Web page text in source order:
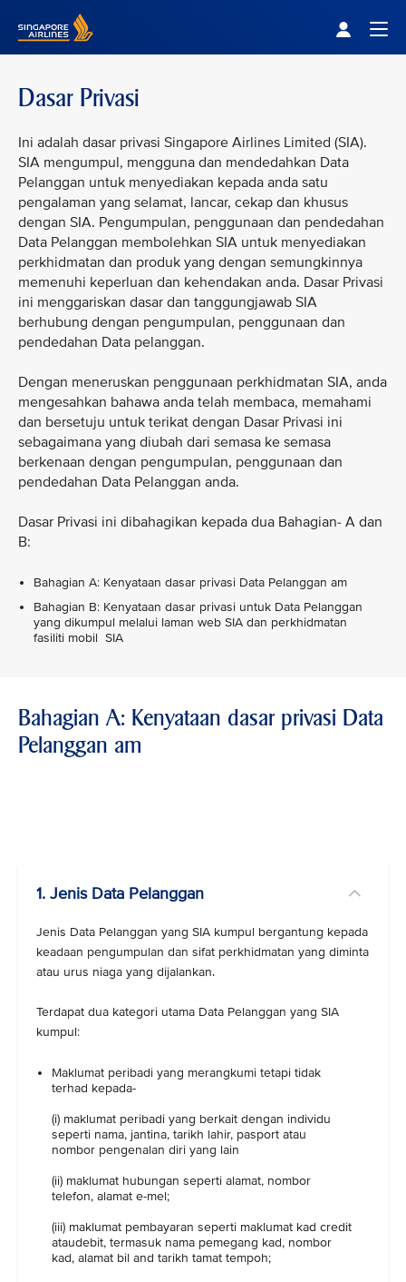
Dasar Privasi
Ini adalah dasar privasi Singapore Airlines Limited (SIA).
SIA mengumpul, mengguna dan mendedahkan Data
Pelanggan untuk menyediakan kepada anda satu
pengalaman yang selamat, lancar, cekap dan khusus
dengan SIA. Pengumpulan, penggunaan dan pendedahan
Data Pelanggan membolehkan SIA untuk menyediakan
perkhidmatan dan produk yang dengan semungkinnya
memenuhi keperluan dan kehendakan anda. Dasar Privasi
ini menggariskan dasar dan tanggungjawab SIA
berhubung dengan pengumpulan, penggunaan dan
pendedahan Data pelanggan.
Dengan meneruskan penggunaan perkhidmatan SIA, anda
mengesahkan bahawa anda telah membaca, memahami
dan bersetuju untuk terikat dengan Dasar Privasi ini
sebagaimana yang diubah dari semasa ke semasa
berkenaan dengan pengumpulan, penggunaan dan
pendedahan Data Pelanggan anda.
Dasar Privasi ini dibahagikan kepada dua Bahagian- A dan
B:
Bahagian A: Kenyataan dasar privasi Data Pelanggan am
Bahagian B: Kenyataan dasar privasi untuk Data Pelanggan
yang dikumpul melalui laman web SIA dan perkhidmatan
fasiliti mobil SIA
Bahagian A: Kenyataan dasar privasi Data
Pelanggan am
1. Jenis Data Pelanggan
Jenis Data Pelanggan yang SIA kumpul bergantung kepada
keadaan pengumpulan dan sifat perkhidmatan yang diminta
atau urus niaga yang dijalankan.
Terdapat dua kategori utama Data Pelanggan yang SIA
kumpul:
Maklumat peribadi yang merangkumi tetapi tidak
terhad kepada-
(i) maklumat peribadi yang berkait dengan individu
seperti nama, jantina, tarikh lahir, pasport atau
nombor pengenalan diri yang lain
(ii) maklumat hubungan seperti alamat, nombor
telefon, alamat e-mel;
(iii) maklumat pembayaran seperti maklumat kad credit
ataudebit, termasuk nama pemegang kad, nombor
kad, alamat bil and tarikh tamat tempoh;